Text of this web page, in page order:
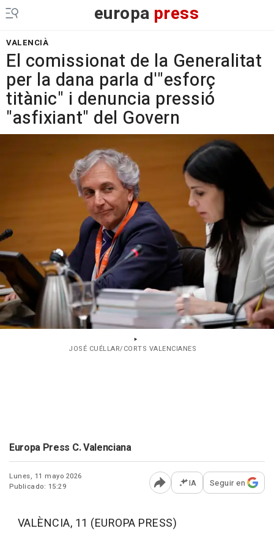
europa press
VALENCIÀ
El comissionat de la Generalitat
per la dana parla d'"esforç
titànic" i denuncia pressió
"asfixiant" del Govern
JOSÉ CUÉLLAR/CORTS VALENCIANES
Europa Press C. Valenciana
Lunes, 11 mayo 2026
Publicado: 15:29
Abrir opciones para
IA Seguir en
VALÈNCIA, 11 (EUROPA PRESS)